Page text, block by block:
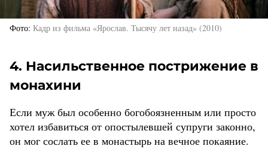
Фото Кадр из фильма «Ярослав. Тысячу лет назад» (2010)
4. Насильственное пострижение в
монахини
Если муж был особенно богобоязненным или просто
хотел избавиться от опостылевшей супруги законно,
он мог сослать ее в монастырь на вечное покаяние.